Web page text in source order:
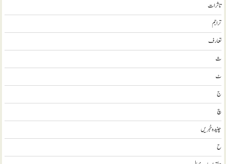
تاثرات
تراجم
تعارف
ث
ٹ
ج
چ
چنیدہ خبریں
ح